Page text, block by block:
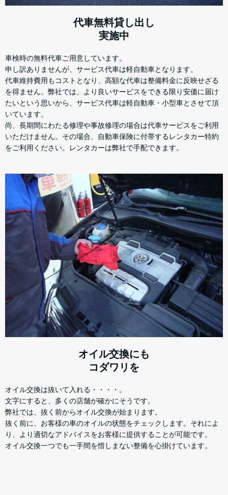
代車無料貸し出し
実施中
車検時の無料代車ご用意しています。
申し訳ありませんが、サービス代車は軽自動車となります。
代車維持費用もコストとなり、高額な代車は整備料金に反映せざる
を得ません。弊社では、より良いサービスをできる限り安価に届け
たいという思いから、サービス代車は軽自動車・小型車とさせて頂
いています。
尚、長期間にわたる修理や事故修理の場合は代車サービスをご利用
いただけません。その場合、自動車保険に付帯するレンタカー特約
をご利用ください。レンタカーは弊社で手配できます。
オイル交換にも
コダワリを
オイル交換は抜いて入れる・・・・。
文字にすると、多くの店舗が確かにそうです。
弊社では、抜く前からオイル交換が始まります。
抜く前に、お客様の車のオイルの状態をチェックします。それによ
り、より適切なアドバイスをお客様に提供することが可能です。
オイル交換一つでも一手間を惜しまない整備を心掛けています。